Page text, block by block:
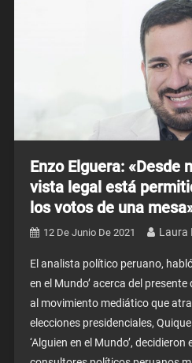
Enzo Elguera: «Desde
vista legal está
los votos de una
12 De Junio De 2021 Laura
El analista político peruano,
en el Mundo’ acerca del
al movimiento mediático que
elecciones presidenciales,
‘Alguien en el Mundo’,